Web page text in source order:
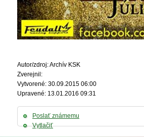
Autor/zdroj: Archív KSK
Zverejnil:
Vytvorené: 30.09.2015 06:00
Upravené: 13.01.2016 09:31
Poslať známemu
Vytlačiť